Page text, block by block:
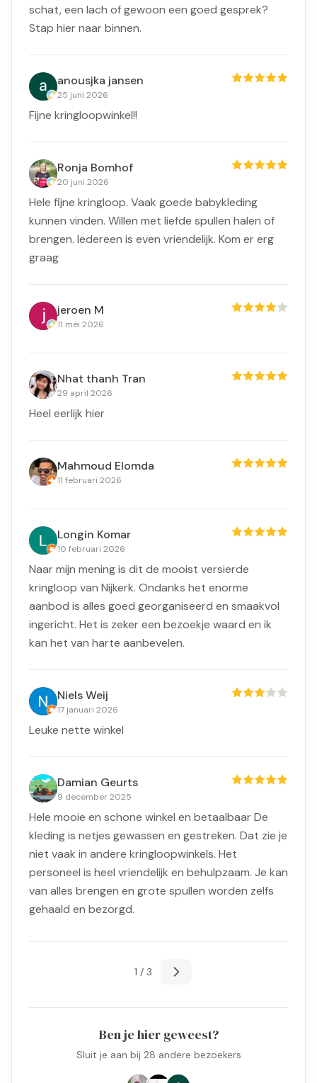
schat, een lach of gewoon een goed gesprek?
Stap hier naar binnen.
anousjka jansen
25 juni 2026
Fijne kringloopwinkel!!
Ronja Bomhof
20 juni 2026
Hele fijne kringloop. Vaak goede babykleding
kunnen vinden. Willen met liefde spullen halen of
brengen. Iedereen is even vriendelijk. Kom er erg
graag
jeroen M
11 mei 2026
Nhat thanh Tran
29 april 2026
Heel eerlijk hier
Mahmoud Elomda
11 februari 2026
Longin Komar
10 februari 2026
Naar mijn mening is dit de mooist versierde
kringloop van Nijkerk. Ondanks het enorme
aanbod is alles goed georganiseerd en smaakvol
ingericht. Het is zeker een bezoekje waard en ik
kan het van harte aanbevelen.
Niels Weij
17 januari 2026
Leuke nette winkel
Damian Geurts
9 december 2025
Hele mooie en schone winkel en betaalbaar De
kleding is netjes gewassen en gestreken. Dat zie je
niet vaak in andere kringloopwinkels. Het
personeel is heel vriendelijk en behulpzaam. Je kan
van alles brengen en grote spullen worden zelfs
gehaald en bezorgd.
1 / 3
Ben je hier geweest?
Sluit je aan bij 28 andere bezoekers